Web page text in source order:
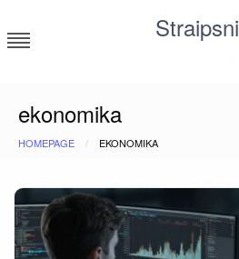
to
content
ekonomika
HOMEPAGE EKONOMIKA